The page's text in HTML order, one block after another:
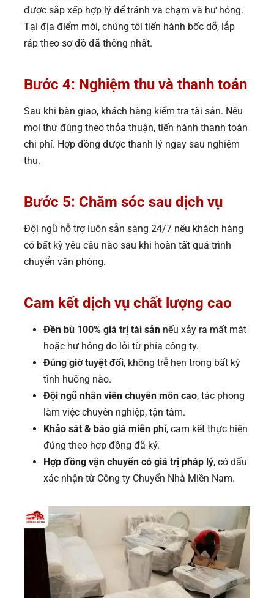
được sắp xếp hợp lý để tránh va chạm và hư hỏng.
Tại địa điểm mới, chúng tôi tiến hành bốc dỡ, lắp
ráp theo sơ đồ đã thống nhất.
Bước 4: Nghiệm thu và thanh toán
Sau khi bàn giao, khách hàng kiểm tra tài sản. Nếu
mọi thứ đúng theo thỏa thuận, tiến hành thanh toán
chi phí. Hợp đồng được thanh lý ngay sau nghiệm
thu.
Bước 5: Chăm sóc sau dịch vụ
Đội ngũ hỗ trợ luôn sẵn sàng 24/7 nếu khách hàng
có bất kỳ yêu cầu nào sau khi hoàn tất quá trình
chuyển văn phòng.
Cam kết dịch vụ chất lượng cao
Đền bù 100% giá trị tài sản nếu xảy ra mất mát
hoặc hư hỏng do lỗi từ phía công ty.
Đúng giờ tuyệt đối, không trễ hẹn trong bất kỳ
tình huống nào.
Đội ngũ nhân viên chuyên môn cao, tác phong
làm việc chuyên nghiệp, tận tâm.
Khảo sát & báo giá miễn phí, cam kết thực hiện
đúng theo hợp đồng đã ký.
Hợp đồng vận chuyển có giá trị pháp lý, có dấu
xác nhận từ Công ty Chuyển Nhà Miền Nam.